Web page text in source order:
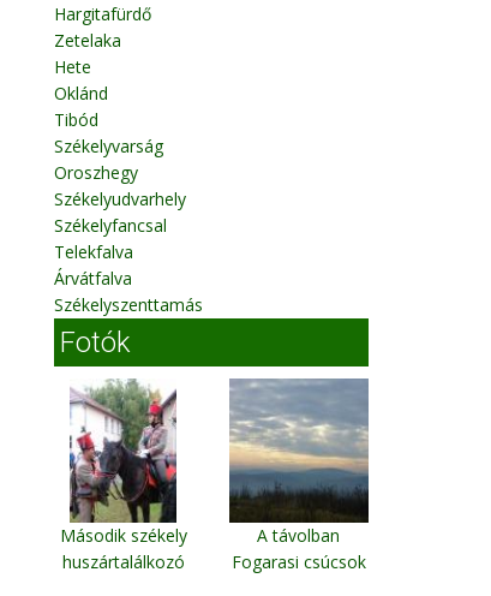
Hargitafürdő
Zetelaka
Hete
Oklánd
Tibód
Székelyvarság
Oroszhegy
Székelyudvarhely
Székelyfancsal
Telekfalva
Árvátfalva
Székelyszenttamás
Fotók
Második székely
huszártalálkozó
A távolban
Fogarasi csúcsok